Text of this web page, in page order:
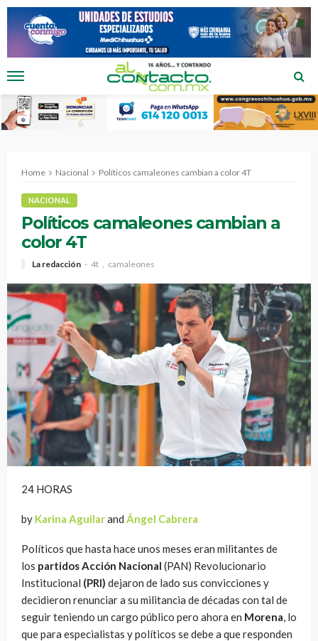
Home Nacional Políticos camaleones cambian a color 4T
NACIONAL
Políticos camaleones cambian a
color 4T
La redacción 4t camaleones
24 HORAS
by Karina Aguilarand Ángel Cabrera
Políticos que hasta hace unos meses eran militantes de
los partidos Acción Nacional (PAN) Revolucionario
Institucional (PRI) dejaron de lado sus convicciones y
decidieron renunciar a su militancia de décadas con tal de
seguir teniendo un cargo público pero ahora en Morena, lo
que para especialistas y políticos se debe a que responden